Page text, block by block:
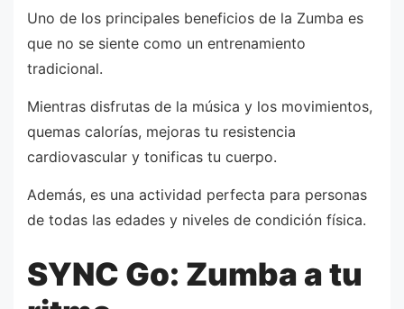
Uno de los principales beneficios de la Zumba es
que no se siente como un entrenamiento
tradicional.
Mientras disfrutas de la música y los movimientos,
quemas calorías, mejoras tu resistencia
cardiovascular y tonificas tu cuerpo.
Además, es una actividad perfecta para personas
de todas las edades y niveles de condición física.
SYNC Go: Zumba a tu